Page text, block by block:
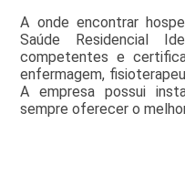
A onde encontrar
Saúde Residencial
competentes e
enfermagem,
A empresa possui
sempre oferecer o